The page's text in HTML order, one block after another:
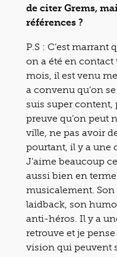
de citer Grems,
références ?
P.S : C’est marrant
on a été en contact
mois, il est venu
a convenu qu’on
suis super content,
preuve qu’on peut
ville, ne pas avoir
pourtant, il y a une
J’aime beaucoup
aussi bien en
musicalement.
laidback, son
anti-héros. Il y a
retrouve et je
vision qui peuvent